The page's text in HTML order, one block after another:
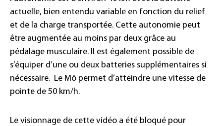
actuelle, bien entendu variable en fonction du relief
et de la charge transportée. Cette autonomie peut
être augmentée au moins par deux grâce au
pédalage musculaire. Il est également possible de
s’équiper d’une ou deux batteries supplémentaires si
nécessaire. Le Mö permet d’atteindre une vitesse de
pointe de 50 km/h.
Le visionnage de cette vidéo a été bloqué pour